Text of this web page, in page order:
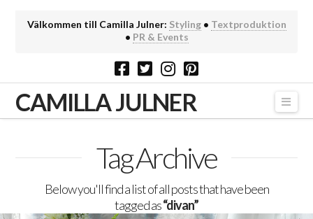
Välkommen till Camilla Julner: Styling• Textproduktion
• PR & Events
CAMILLA JULNER
Tag Archive
Below you'll find a list of all posts that have been
tagged as“divan”